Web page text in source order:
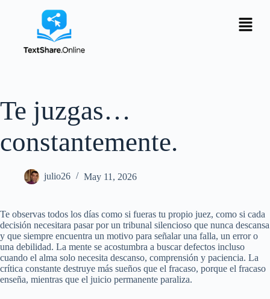
Te juzgas…
constantemente.
julio26 May 11, 2026
Te observas todos los días como si fueras tu propio juez, como si cada
decisión necesitara pasar por un tribunal silencioso que nunca descansa
y que siempre encuentra un motivo para señalar una falla, un error o
una debilidad. La mente se acostumbra a buscar defectos incluso
cuando el alma solo necesita descanso, comprensión y paciencia. La
crítica constante destruye más sueños que el fracaso, porque el fracaso
enseña, mientras que el juicio permanente paraliza.